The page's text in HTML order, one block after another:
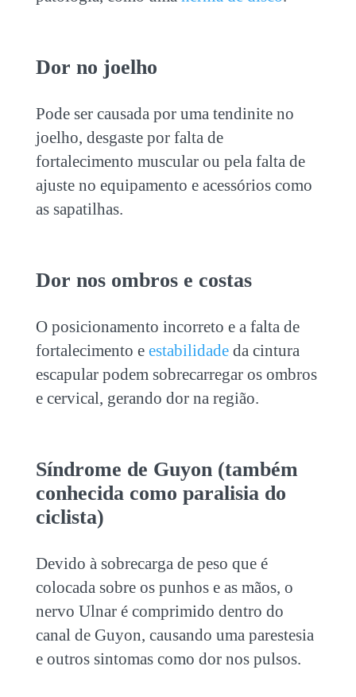
Dor no joelho
Pode ser causada por uma tendinite no
joelho, desgaste por falta de
fortalecimento muscular ou pela falta de
ajuste no equipamento e acessórios como
as sapatilhas.
Dor nos ombros e costas
O posicionamento incorreto e a falta de
fortalecimento e estabilidadeda cintura
escapular podem sobrecarregar os ombros
e cervical, gerando dor na região.
Síndrome de Guyon (também
conhecida como paralisia do
ciclista)
Devido à sobrecarga de peso que é
colocada sobre os punhos e as mãos, o
nervo Ulnar é comprimido dentro do
canal de Guyon, causando uma parestesia
e outros sintomas como dor nos pulsos.